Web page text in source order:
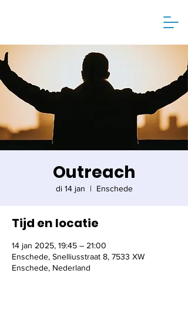
Outreach
di 14 jan
  |
Enschede
Tijd en locatie
14 jan 2025, 19:45 – 21:00
Enschede, Snelliusstraat 8, 7533 XW
Enschede, Nederland